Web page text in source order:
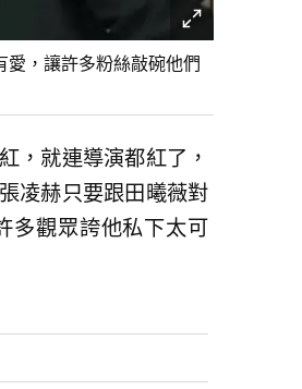
，讓許多粉絲敲碗他們
，就連導演都紅了，
凌赫只要跟田曦薇對
觀眾誇他私下太可